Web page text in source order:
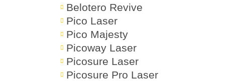
Belotero Revive
Pico Laser
Pico Majesty
Picoway Laser
Picosure Laser
Picosure Pro Laser
»
โปรแกรม
ยกกระชับ
ใบหน้า
»
ยกกระชับหน้า ลดแก้ม กี่
วันถึงเห็นผล